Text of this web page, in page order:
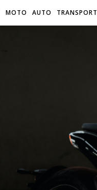
MOTO AUTO TRANSPORT